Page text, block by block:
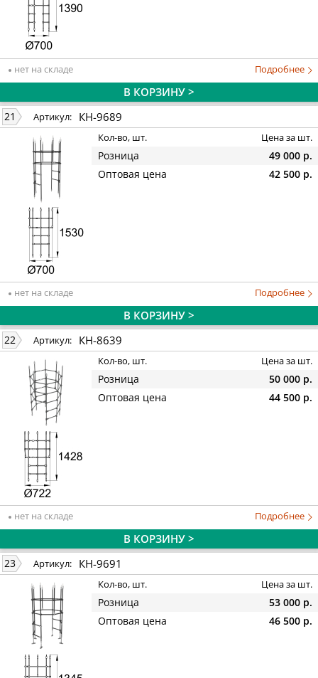
нет на складе Подробнее
В КОРЗИНУ >
21 Артикул: КН-9689
Кол-во, шт. Цена за шт.
Розница
49 000 р.
Оптовая цена
42 500 р.
нет на складе Подробнее
В КОРЗИНУ >
22 Артикул: КН-8639
Кол-во, шт. Цена за шт.
Розница
50 000 р.
Оптовая цена
44 500 р.
нет на складе Подробнее
В КОРЗИНУ >
23 Артикул: КН-9691
Кол-во, шт. Цена за шт.
Розница
53 000 р.
Оптовая цена
46 500 р.